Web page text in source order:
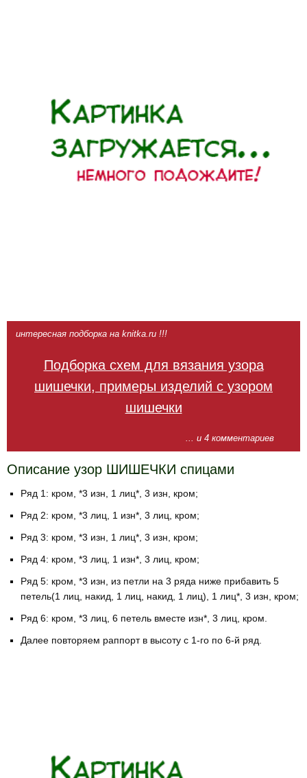
интересная подборка на knitka.ru !!!
Подборка схем для вязания узора
шишечки, примеры изделий с узором
шишечки
... и 4 комментариев
Описание узор ШИШЕЧКИ спицами
Ряд 1: кром, *3 изн, 1 лиц*, 3 изн, кром;
Ряд 2: кром, *3 лиц, 1 изн*, 3 лиц, кром;
Ряд 3: кром, *3 изн, 1 лиц*, 3 изн, кром;
Ряд 4: кром, *3 лиц, 1 изн*, 3 лиц, кром;
Ряд 5: кром, *3 изн, из петли на 3 ряда ниже прибавить 5
петель(1 лиц, накид, 1 лиц, накид, 1 лиц), 1 лиц*, 3 изн, кром;
Ряд 6: кром, *3 лиц, 6 петель вместе изн*, 3 лиц, кром.
Далее повторяем раппорт в высоту с 1-го по 6-й ряд.